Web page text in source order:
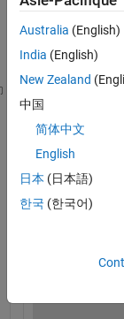
clear
clc
b=[-5;-12;4];
%Solve the
Australia (English)
India (English)
New Zealand
中国
简体中文
English
日本 (日本語)
한국 (한국어)